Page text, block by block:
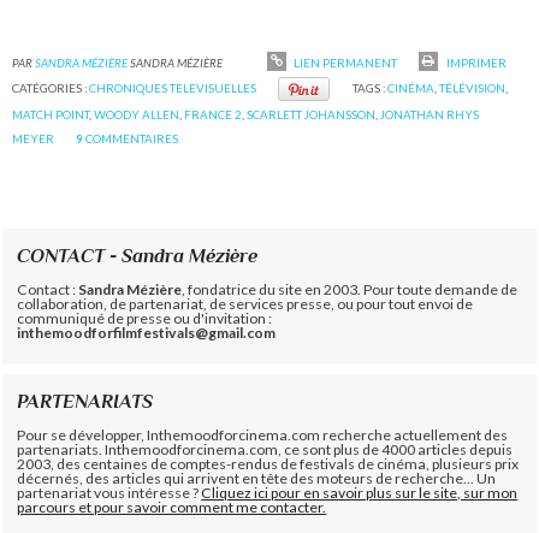
PARSANDRA MÉZIÈRESANDRA MÉZIÈRE LIEN PERMANENT
IMPRIMER
CATÉGORIES :CHRONIQUES TELEVISUELLES TAGS :CINÉMA ,TÉLÉVISION
MATCH POINT,WOODY ALLEN FRANCE 2 ,SCARLETT JOHANSSON JONATHAN RHYS
MEYER
9COMMENTAIRES
CONTACT - Sandra Mézière
Contact : Sandra Mézière , fondatrice du site en 2003. Pour toute demande de
collaboration, de partenariat, de services presse, ou pour tout envoi de
communiqué de presse ou d'invitation :
inthemoodforfilmfestivals@gmail.com
PARTENARIATS
Pour se développer, Inthemoodforcinema.com recherche actuellement des
partenariats. Inthemoodforcinema.com, ce sont plus de 4000 articles depuis
2003, des centaines de comptes-rendus de festivals de cinéma, plusieurs prix
décernés, des articles qui arrivent en tête des moteurs de recherche... Un
partenariat vous intéresse ?Cliquez ici pour en savoir plus sur le site, sur mon
parcours et pour savoir comment me contacter.